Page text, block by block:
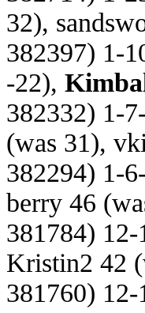
32),
382397) 1-
-22),
382332) 1-
(was 31),
382294) 1-
berry 46
381784)
Kristin2 42
381760)